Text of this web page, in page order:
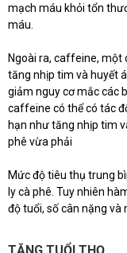
mạch máu khỏi tổn
máu.
Ngoài ra, caffeine, một
tăng nhịp tim và huyết
giảm nguy cơ mắc các
caffeine có thể có tác
hạn như tăng nhịp tim
phê vừa phải
Mức độ tiêu thụ trung
ly cà phê. Tuy nhiên
độ tuổi, số cân nặng và
TĂNG TUỔI THỌ